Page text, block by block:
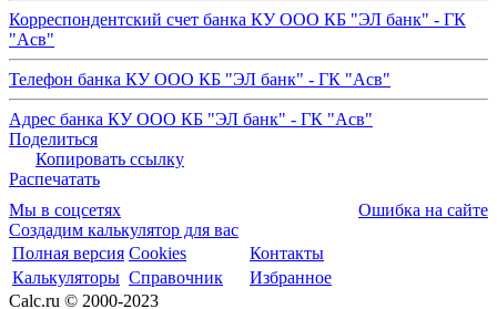
Корреспондентский счет банка КУ ООО КБ "ЭЛ банк" - ГК
"Асв"
Телефон банка КУ ООО КБ "ЭЛ банк" - ГК "Асв"
Адрес банка КУ ООО КБ "ЭЛ банк" - ГК "Асв"
Поделиться
Копировать ссылку
Распечатать
Мы в соцсетях
Ошибка на сайте
Создадим калькулятор для вас
Полная версия Cookies
Контакты
Калькуляторы Справочник
Избранное
Calc.ru © 2000-2023